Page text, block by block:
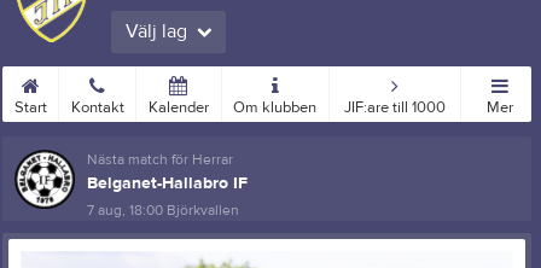
Välj lag
Start Kontakt Kalender Om klubben JIF:are till 1000 Mer
Nästa match för Herrar
Belganet-Hallabro IF
7 aug, 18:00 Björkvallen